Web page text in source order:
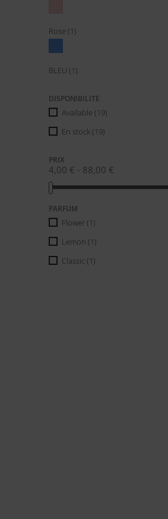
Rose(1)
BLEU(1)
DISPONIBILITÉ
Available(19)
En stock(19)
PRIX
4,00 € - 88,00 €
PARFUM
Flower(1)
Lemon(1)
Classic(1)